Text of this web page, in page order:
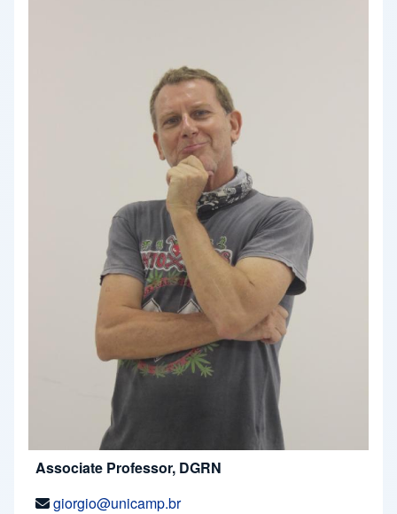
Associate Professor, DGRN
giorgio@unicamp.br